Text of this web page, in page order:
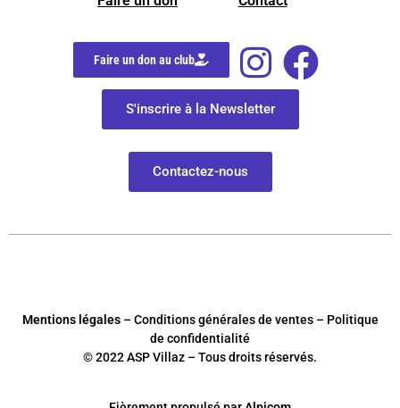
Faire un don au club
S'inscrire à la Newsletter
Contactez-nous
Mentions légales– Conditions générales de ventes – Politique
de confidentialité
© 2022 ASP Villaz – Tous droits réservés.